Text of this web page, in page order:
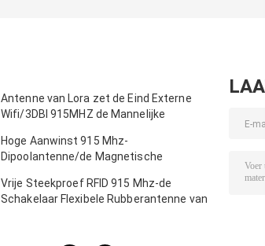
Antenne van Lora zet de Eind Externe
Wifi/3DBI 915MHZ de Mannelijke
Hoge Aanwinst 915 Mhz-
Dipoolantenne/de Magnetische
Vrije Steekproef RFID 915 Mhz-de
Schakelaar Flexibele Rubberantenne van